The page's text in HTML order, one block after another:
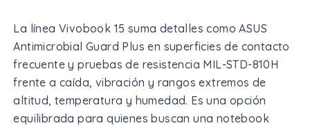
La línea Vivobook 15 suma detalles como ASUS
Antimicrobial Guard Plus en superficies de contacto
frecuente y pruebas de resistencia MIL-STD-810H
frente a caída, vibración y rangos extremos de
altitud, temperatura y humedad. Es una opción
equilibrada para quienes buscan una notebook